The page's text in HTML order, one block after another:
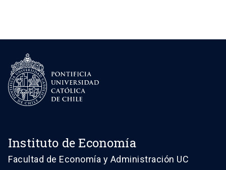
Instituto de Economía
Facultad de Economía y Administración UC